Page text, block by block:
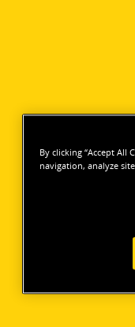
By clicking “Accept All
navigation, analyze